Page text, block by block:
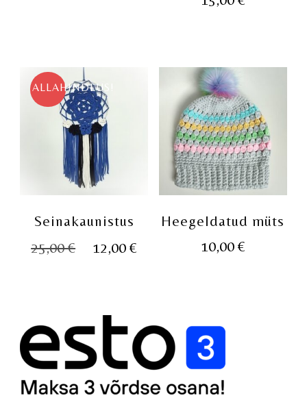
ALLAHINDLUS!
Seinakaunistus
25,00€
Algne
12,00€
Heegeldatud müts
10,00 €